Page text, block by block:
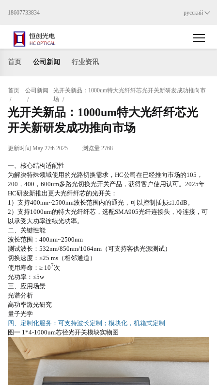
18607733834 русский
首页 公司新闻 行业资讯
首页
/
公司新闻
/
光开关新品：1000um特大光纤纤芯光开关新研发成功推向市
场 /
光开关新品：1000um特大光纤纤芯光
开关新研发成功推向市场
更新时间 May 27th 2025 浏览量 2768
一、 核心结构适配性
为解决特殊领域使用的光路切换需求， HC公司在已经推向市场的105，
200，400，600um多路光切换光开关产品，获得客户使用认可。2025年
HC研发新推出更大光纤纤芯的光开关：
1） 支持400nm~2500nm波长范围内的通光，可以控制插损≤1.0dB。
2） 支持1000um的特大光纤纤芯，选配SMA905光纤连接头，冷连接，可
以承受大功率连续光功率。
二、 关键性能
波长范围： 400nm~2500nm
测试波长： 532nm/850nm/1064nm（可支持客供光源测试）
切换速度： ≤25 ms（相邻通道）
使用寿命： ≥ 107次
光功率： ≤5w
三、 应用场景
光谱分析
高功率激光研究
量子光学
四、定制化服务：可支持波长定制；模块化，机箱式定制
图一 1*4-1000um芯径光开关模块实物图